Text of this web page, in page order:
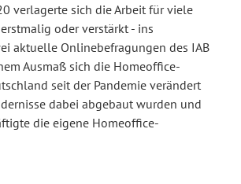
verlagerte sich die Arbeit für viele
oder verstärkt - ins
aktuelle Onlinebefragungen des IAB
Ausmaß sich die Homeoffice-
seit der Pandemie verändert
dabei abgebaut wurden und
die eigene Homeoffice-